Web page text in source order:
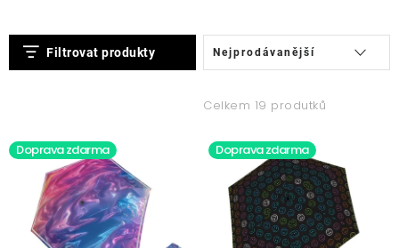
Doplňky
Deštníky
Filtrovat produkty
V
ý
s
Celkem 19 produtků
Ř
a
z
n
Nejprodávanější
Doprava zdarma Doprava zdarma